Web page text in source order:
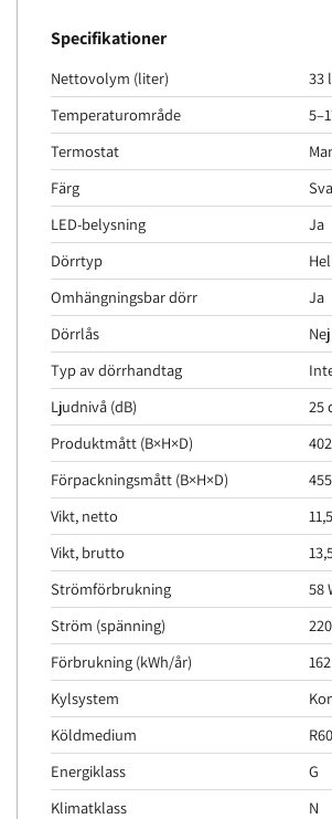
Specifikationer
Nettovolym (liter)
33
Temperaturområde
Termostat
Färg
LED-belysning
Ja
Dörrtyp
Omhängningsbar dörr
Ja
Dörrlås
Nej
Typ av dörrhandtag
Ljudnivå (dB)
25
Produktmått (B×H×D)
Förpackningsmått (B×H×D)
Vikt, netto
Vikt, brutto
Strömförbrukning
58
Ström (spänning)
Förbrukning (kWh/år)
Kylsystem
Köldmedium
Energiklass
G
Klimatklass
N